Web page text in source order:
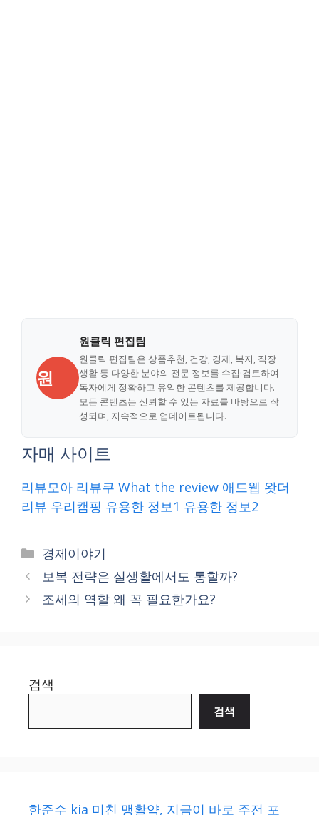
원
원클릭 편집팀
원클릭 편집팀은 상품추천, 건강, 경제, 복지, 직장
생활 등 다양한 분야의 전문 정보를 수집·검토하여
독자에게 정확하고 유익한 콘텐츠를 제공합니다.
모든 콘텐츠는 신뢰할 수 있는 자료를 바탕으로 작
성되며, 지속적으로 업데이트됩니다.
자매 사이트
리뷰모아 리뷰쿠 What the review 애드웹 왓더
리뷰 우리캠핑 유용한 정보1 유용한 정보2
Categories
경제이야기
보복 전략은 실생활에서도 통할까?
조세의 역할 왜 꼭 필요한가요?
검색
검색
한준수 kia 미친 맹활약, 지금이 바로 주전 포